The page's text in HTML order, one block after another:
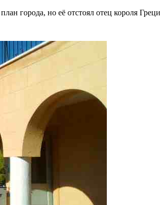
города, но её отстоял отец короля